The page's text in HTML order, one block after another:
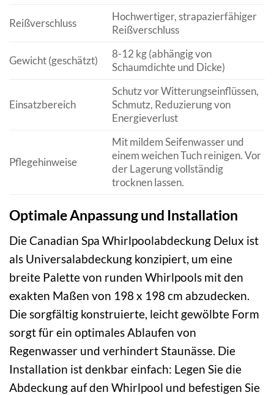
Reißverschluss
Hochwertiger, strapazierfähiger
Reißverschluss
Gewicht (geschätzt)
8-12 kg (abhängig von
Schaumdichte und Dicke)
Einsatzbereich
Schutz vor Witterungseinflüssen,
Schmutz, Reduzierung von
Energieverlust
Pflegehinweise
Mit mildem Seifenwasser und
einem weichen Tuch reinigen. Vor
der Lagerung vollständig
trocknen lassen.
Optimale Anpassung und Installation
Die Canadian Spa Whirlpoolabdeckung Delux ist
als Universalabdeckung konzipiert, um eine
breite Palette von runden Whirlpools mit den
exakten Maßen von 198 x 198 cm abzudecken.
Die sorgfältig konstruierte, leicht gewölbte Form
sorgt für ein optimales Ablaufen von
Regenwasser und verhindert Staunässe. Die
Installation ist denkbar einfach: Legen Sie die
Abdeckung auf den Whirlpool und befestigen Sie